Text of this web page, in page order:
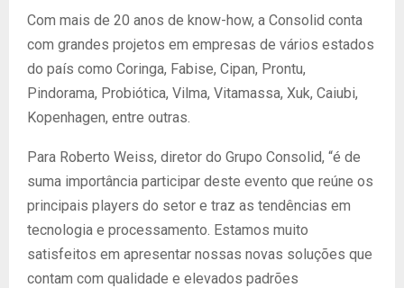
Com mais de 20 anos de know-how, a Consolid conta
com grandes projetos em empresas de vários estados
do país como Coringa, Fabise, Cipan, Prontu,
Pindorama, Probiótica, Vilma, Vitamassa, Xuk, Caiubi,
Kopenhagen, entre outras.
Para Roberto Weiss, diretor do Grupo Consolid, “é de
suma importância participar deste evento que reúne os
principais players do setor e traz as tendências em
tecnologia e processamento. Estamos muito
satisfeitos em apresentar nossas novas soluções que
contam com qualidade e elevados padrões